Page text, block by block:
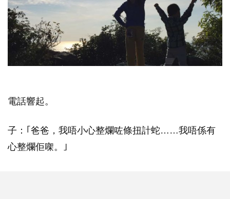
電話響起。
子：｢爸爸，我唔小心整爛咗條扭計蛇……我唔係有
心整爛佢㗎。｣